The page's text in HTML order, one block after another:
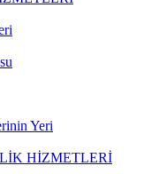
Yeri
HİZMETLERİ